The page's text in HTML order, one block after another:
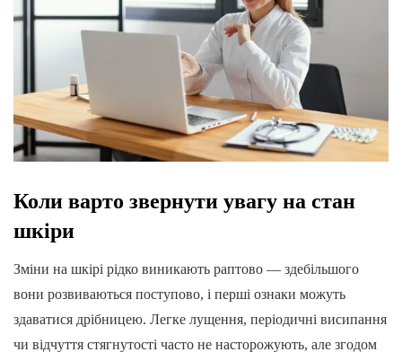
Коли варто звернути увагу на стан
шкіри
Зміни на шкірі рідко виникають раптово — здебільшого
вони розвиваються поступово, і перші ознаки можуть
здаватися дрібницею. Легке лущення, періодичні висипання
чи відчуття стягнутості часто не насторожують, але згодом